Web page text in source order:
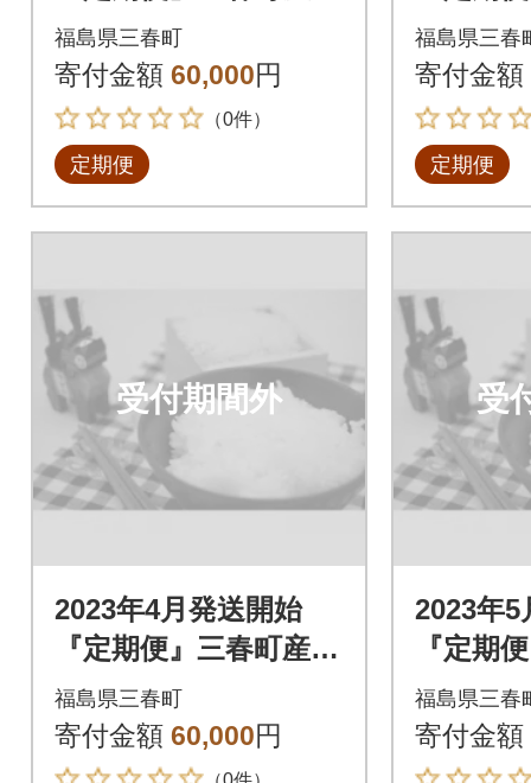
シヒカリ計15kg全3回
福島県三春町
寄付金額 60,000円
（0件）
定期便
シヒカ
福島県三春
寄付金額
定期便
受付期間外
2023年4月発送開始
『定期便』三春町産コ
シヒカリ計15kg全3回
福島県三春町
寄付金額 60,000円
受
2023年5
『定期
シヒカ
福島県三春
寄付金額